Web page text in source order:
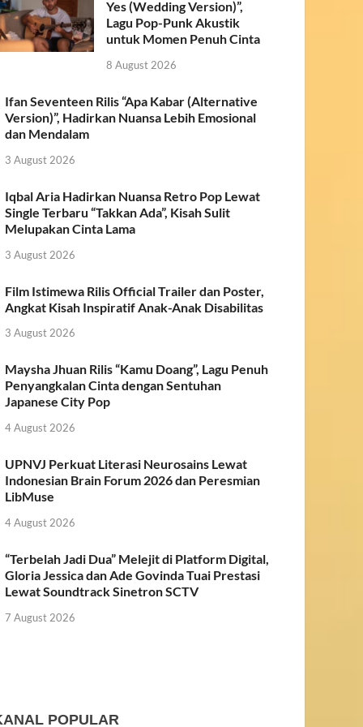
Yes (Wedding Version)”,
Lagu Pop-Punk Akustik
untuk Momen Penuh Cinta
8 August 2026
Ifan Seventeen Rilis “Apa Kabar (Alternative
Version)”, Hadirkan Nuansa Lebih Emosional
dan Mendalam
3 August 2026
Iqbal Aria Hadirkan Nuansa Retro Pop Lewat
Single Terbaru “Takkan Ada”, Kisah Sulit
Melupakan Cinta Lama
3 August 2026
Film Istimewa Rilis Official Trailer dan Poster,
Angkat Kisah Inspiratif Anak-Anak Disabilitas
3 August 2026
Maysha Jhuan Rilis “Kamu Doang”, Lagu Penuh
Penyangkalan Cinta dengan Sentuhan
Japanese City Pop
4 August 2026
UPNVJ Perkuat Literasi Neurosains Lewat
Indonesian Brain Forum 2026 dan Peresmian
LibMuse
4 August 2026
“Terbelah Jadi Dua” Melejit di Platform Digital,
Gloria Jessica dan Ade Govinda Tuai Prestasi
Lewat Soundtrack Sinetron SCTV
7 August 2026
POPULAR